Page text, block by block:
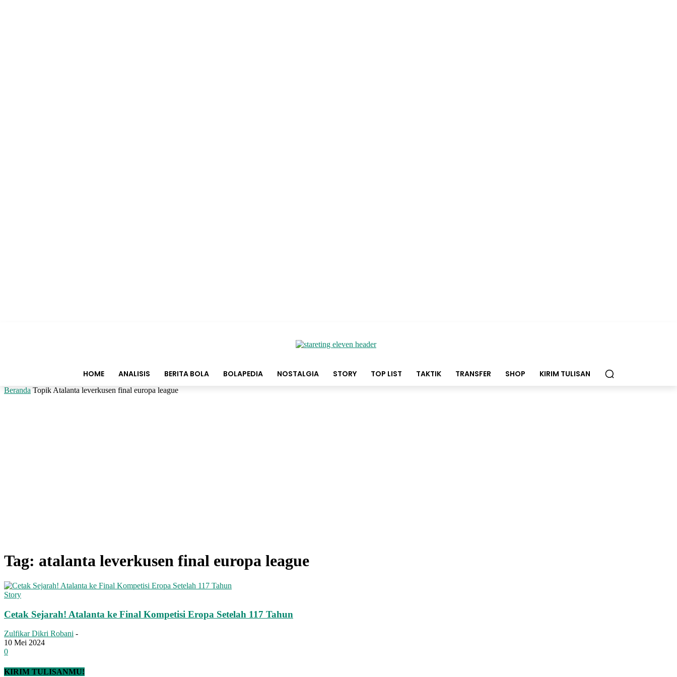
HOME ANALISIS BERITA BOLA BOLAPEDIA NOSTALGIA STORY TOP LIST TAKTIK TRANSFER SHOP KIRIM TULISAN
Beranda Topik Atalanta leverkusen final europa league
Tag: atalanta leverkusen final europa league
Story
Cetak Sejarah! Atalanta ke Final Kompetisi Eropa Setelah 117 Tahun
Zulfikar Dikri Robani -
10 Mei 2024
0
KIRIM TULISANMU!